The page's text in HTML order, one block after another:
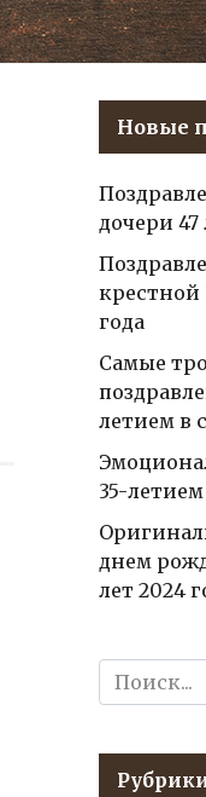
Новые
дочери 47
крестной
года
Самые
летием в
35-
днем
лет 2024
Search
for: